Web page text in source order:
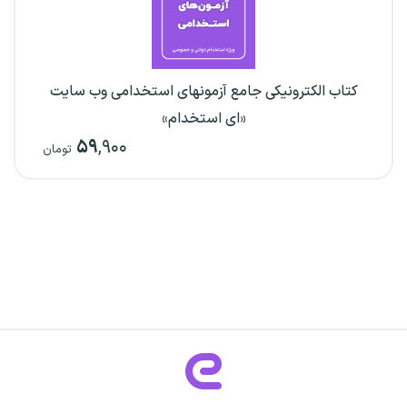
کتاب الکترونیکی جامع آزمونهای استخدامی وب سایت
«ای استخدام»
۵۹,۹۰۰ تومان